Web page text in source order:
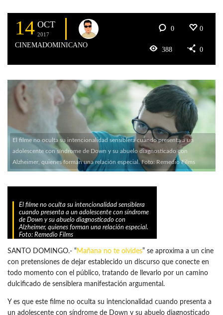
14 OCT
2017
CINEMADOMINICANO
0 0
388 0
El filme no oculta su intencionalidad sensiblera cuando presenta a un
adolescente con síndrome de Down y su abuelo diagnosticado con
Alzheimer, quienes forman una relación especial. Foto: Remedio Films
El filme no oculta su intencionalidad sensiblera
cuando presenta a un adolescente con síndrome
de Down y su abuelo diagnosticado con
Alzheimer, quienes forman una relación especial.
Foto: Remedio Films
SANTO DOMINGO.- “ Mañana no te olvides” se aproxima a un cine
con pretensiones de dejar establecido un discurso que conecte en
todo momento con el público, tratando de llevarlo por un camino
dulcificado de sensiblera manifestación argumental.
Y es que este filme no oculta su intencionalidad cuando presenta a
un adolescente con síndrome de Down y su abuelo diagnosticado